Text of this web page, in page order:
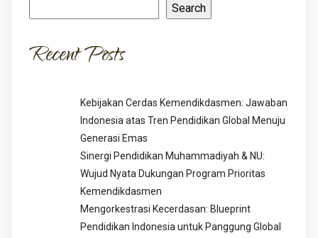
Search
Recent Posts
Kebijakan Cerdas Kemendikdasmen: Jawaban
Indonesia atas Tren Pendidikan Global Menuju
Generasi Emas
Sinergi Pendidikan Muhammadiyah & NU:
Wujud Nyata Dukungan Program Prioritas
Kemendikdasmen
Mengorkestrasi Kecerdasan: Blueprint
Pendidikan Indonesia untuk Panggung Global